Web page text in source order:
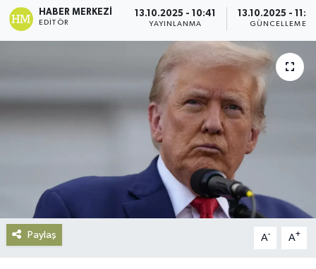
HABER MERKEZI
EDITÖR
13.10.2025 - 10:41
YAYINLANMA
13.10.2025 -
GÜNCELLEME
Paylaş A- A+
Kültür-Sanat
Podcast
Politika
Sağlık